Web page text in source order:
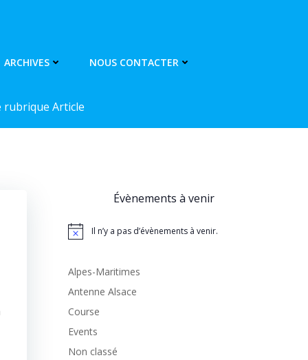
ARCHIVES NOUS CONTACTER
rubrique Article
Évènements à venir
NoticeIl n’y a pas d’évènements à venir.
Alpes-Maritimes
Antenne Alsace
Course
Events
Non classé